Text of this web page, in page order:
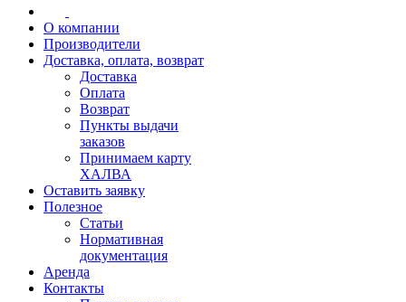
О компании
Производители
Доставка, оплата, возврат
Доставка
Оплата
Возврат
Пункты выдачи
заказов
Принимаем карту
ХАЛВА
Оставить заявку
Полезное
Статьи
Нормативная
документация
Аренда
Контакты